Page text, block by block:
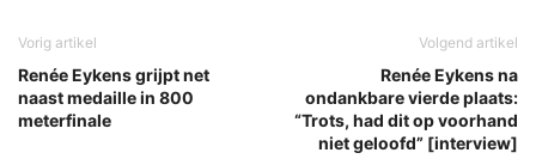
Vorig artikel
Renée Eykens grijpt net
naast medaille in 800
meterfinale
Volgend artikel
Renée Eykens na
ondankbare vierde plaats:
“Trots, had dit op voorhand
niet geloofd” [interview]